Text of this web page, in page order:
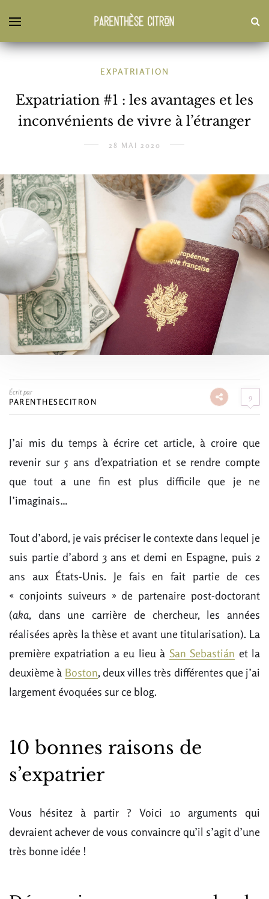
EXPATRIATION
Expatriation #1 : les avantages et les
inconvénients de vivre à l’étranger
28 MAI 2020
Écrit par
PARENTHESECITRON 9
J’ai mis du temps à écrire cet article, à croire que
revenir sur 5 ans d’expatriation et se rendre compte
que tout a une fin est plus difficile que je ne
l’imaginais…
Tout d’abord, je vais préciser le contexte dans lequel je
suis partie d’abord 3 ans et demi en Espagne, puis 2
ans aux États-Unis. Je fais en fait partie de ces
« conjoints suiveurs » de partenaire post-doctorant
(aka, dans une carrière de chercheur, les années
réalisées après la thèse et avant une titularisation). La
première expatriation a eu lieu à San Sebastián et la
deuxième à Boston, deux villes très différentes que j’ai
largement évoquées sur ce blog.
10 bonnes raisons de
s’expatrier
Vous hésitez à partir ? Voici 10 arguments qui
devraient achever de vous convaincre qu’il s’agit d’une
très bonne idée !